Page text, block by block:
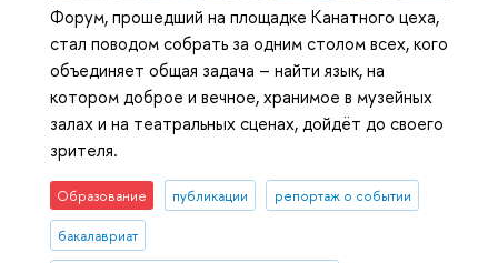
Форум, прошедший на площадке Канатного цеха,
стал поводом собрать за одним столом всех, кого
объединяет общая задача – найти язык, на
котором доброе и вечное, хранимое в музейных
залах и на театральных сценах, дойдёт до своего
зрителя.
Образование публикации репортаж о событии
бакалавриат